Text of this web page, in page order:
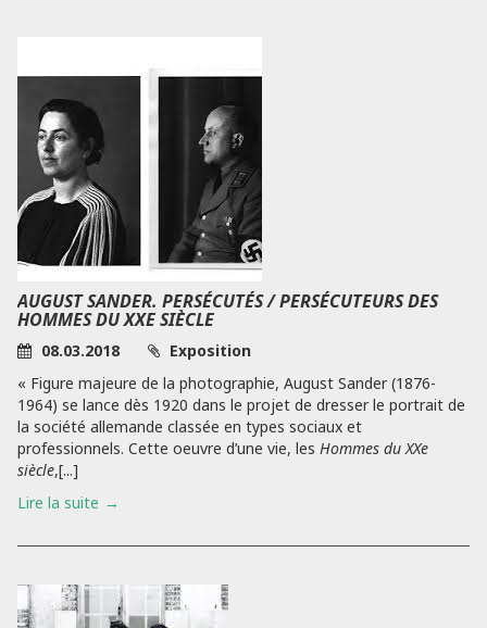
AUGUST SANDER. PERSÉCUTÉS / PERSÉCUTEURS DES
HOMMES DU XXE SIÈCLE
08.03.2018
Exposition
« Figure majeure de la photographie, August Sander (1876-
1964) se lance dès 1920 dans le projet de dresser le portrait de
la société allemande classée en types sociaux et
professionnels. Cette oeuvre d’une vie, les Hommes du XXe
siècle,[...]
Lire la suite